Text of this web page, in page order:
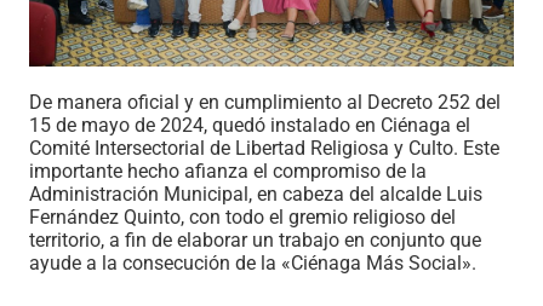
De manera oficial y en cumplimiento al Decreto 252 del
15 de mayo de 2024, quedó instalado en Ciénaga el
Comité Intersectorial de Libertad Religiosa y Culto. Este
importante hecho afianza el compromiso de la
Administración Municipal, en cabeza del alcalde Luis
Fernández Quinto, con todo el gremio religioso del
territorio, a fin de elaborar un trabajo en conjunto que
ayude a la consecución de la «Ciénaga Más Social».